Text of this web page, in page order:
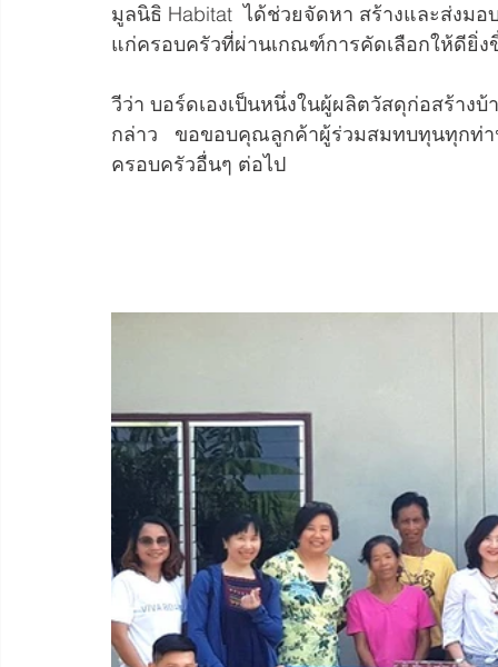
มูลนิธิ Habitat  ได้ช่วยจัดหา สร้างและส่งม
แก่ครอบครัวที่ผ่านเกณฑ์การคัดเลือกให้ดียิ่ง
วีว่า บอร์ดเองเป็นหนึ่งในผู้ผลิตวัสดุก่อสร้าง
กล่าว   ขอขอบคุณลูกค้าผู้ร่วมสมทบทุนทุกท่
ครอบครัวอื่นๆ ต่อไป